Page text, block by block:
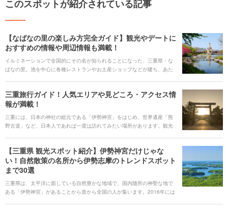
このスポットが紹介されている記事
【なばなの里の楽しみ方完全ガイド】観光やデートに
おすすめの情報や周辺情報も満載！
イルミネーションで全国的にその名が知られることになった、三重県・な
ばなの里。池を中心に各種レストランやお土産ショップなどが建ち、あた
三重旅行ガイド！人気エリアや見どころ・アクセス情
報が満載！
三重には、日本の神社の総元である「伊勢神宮」をはじめ、世界遺産「熊
野古道」など、日本人であれば一度は訪れてみたい場所があります。観光
の絶景、といろいろな楽しみが待っています。 三重に旅行するなら、ぜひ
訪れたい人気の観光スポットや旅の見どころ、ご当地グルメ、アクセス情
報やオススメのホテルまで、まとめてご紹介します。
【三重県 観光スポット紹介】伊勢神宮だけじゃな
い！自然散策の名所から伊勢志摩のトレンドスポット
まで30選
三重県は、太平洋に面している自然豊かな地域で、国内随所の神聖な地で
ある「伊勢神宮」があることから昔から全国の人が集います。2016年には